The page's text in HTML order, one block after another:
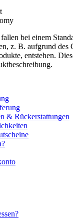
bei einem
z. B. aufgrund des
entstehen.
& Rückerstattungen